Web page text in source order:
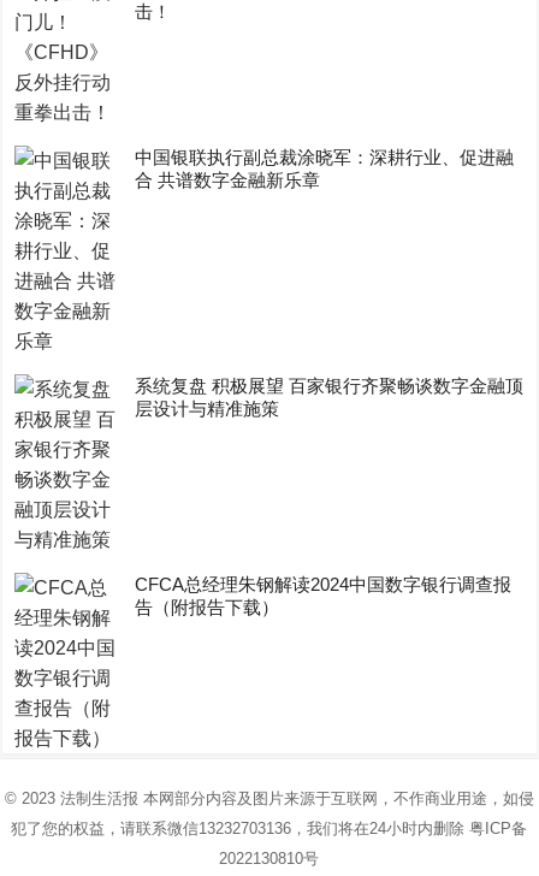
击！
中国银联执行副总裁涂晓军：深耕行业、促进融
合 共谱数字金融新乐章
系统复盘 积极展望 百家银行齐聚畅谈数字金融顶
层设计与精准施策
CFCA总经理朱钢解读2024中国数字银行调查报
告（附报告下载）
© 2023 法制生活报 本网部分内容及图片来源于互联网，不作商业用途，如侵
犯了您的权益，请联系微信13232703136，我们将在24小时内删除粤ICP备
2022130810号